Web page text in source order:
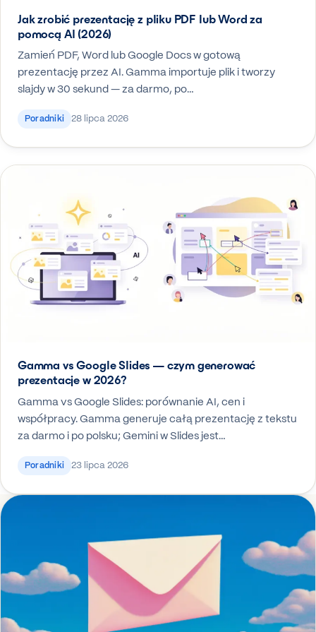
Jak zrobić prezentację z pliku PDF lub Word za
pomocą AI (2026)
Zamień PDF, Word lub Google Docs w gotową
prezentację przez AI. Gamma importuje plik i tworzy
slajdy w 30 sekund — za darmo, po…
Poradniki 28 lipca 2026
Gamma vs Google Slides — czym generować
prezentacje w 2026?
Gamma vs Google Slides: porównanie AI, cen i
współpracy. Gamma generuje całą prezentację z tekstu
za darmo i po polsku; Gemini w Slides jest…
Poradniki 23 lipca 2026